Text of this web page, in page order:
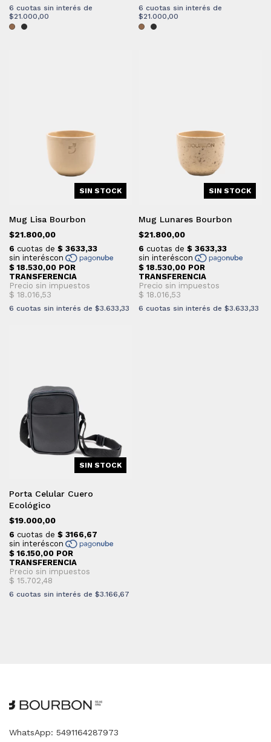
6 cuotas sin interés de
$21.000,00
6 cuotas sin interés de
$21.000,00
SIN STOCK
Mug Lisa Bourbon
$21.800,00
6 cuotas sin interés de $3.633,33
SIN STOCK
Mug Lunares Bourbon
$21.800,00
6 cuotas sin interés de $3.633,33
SIN STOCK
Porta Celular Cuero
Ecológico
$19.000,00
6 cuotas sin interés de $3.166,67
WhatsApp: 5491164287973